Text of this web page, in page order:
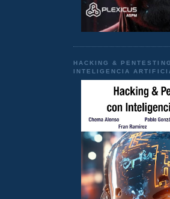
HACKING &
INTELIGENCIA